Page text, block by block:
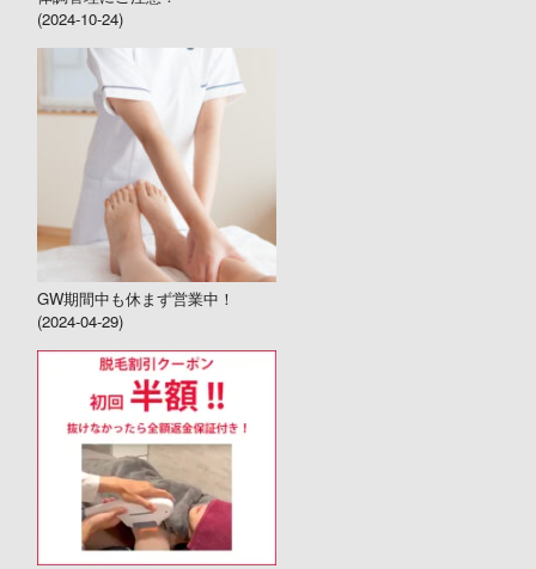
(2024-10-24)
GW期間中も休まず営業中！
(2024-04-29)